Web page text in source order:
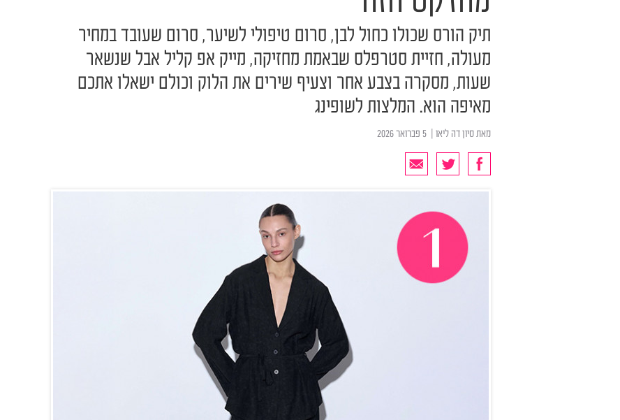
תיק הורס שכולו כחול לבן, סרום טיפולי לשיער, סרום שעובד במחיר
מעולה, חזיית סטרפלס שבאמת מחזיקה, מייק אפ קליל אבל שנשאר
שעות, מסקרה בצבע אחר וצעיף שירים את הלוק וכולם ישאלו אתכם
מאיפה הוא. המלצות לשופינג
מאתסיון דה ליאו